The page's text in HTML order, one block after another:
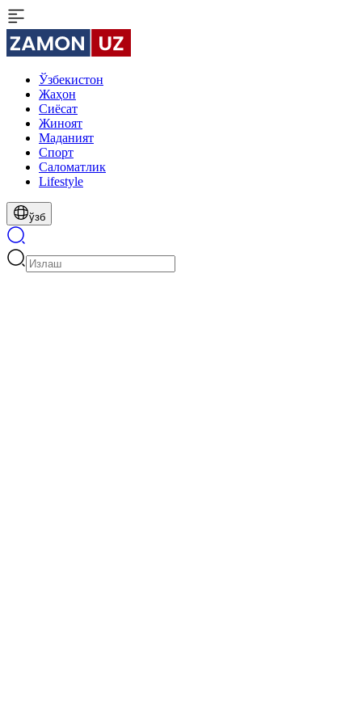
Ўзбекистон
Жаҳон
Сиёсат
Жиноят
Маданият
Спорт
Cаломатлик
Lifestyle
ўзб